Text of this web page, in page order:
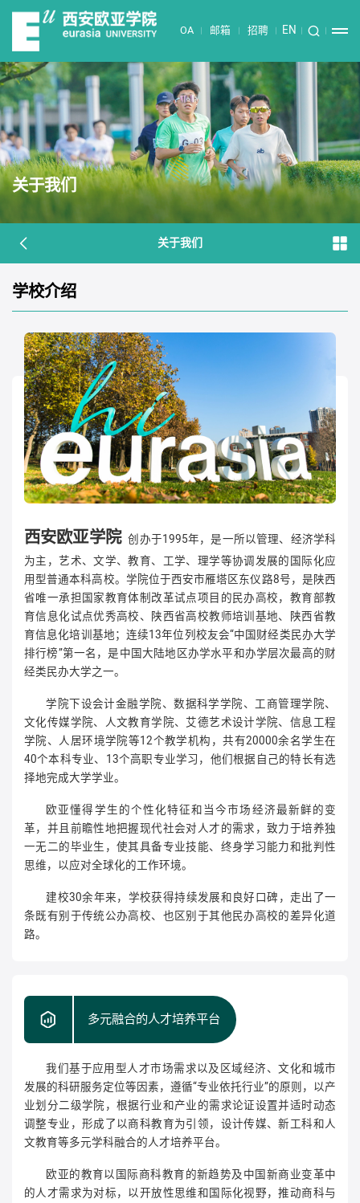
OA 邮箱 招聘 EN
关于我们
关于我们
学校介绍
西安欧亚学院 创办于1995年，是一所以管理、经济学科
为主，艺术、文学、教育、工学、理学等协调发展的国际化应
用型普通本科高校。学院位于西安市雁塔区东仪路8号，是陕西
省唯一承担国家教育体制改革试点项目的民办高校，教育部教
育信息化试点优秀高校、陕西省高校教师培训基地、陕西省教
育信息化培训基地；连续13年位列校友会“中国财经类民办大学
排行榜”第一名，是中国大陆地区办学水平和办学层次最高的财
经类民办大学之一。
学院下设会计金融学院、数据科学学院、工商管理学院、
文化传媒学院、人文教育学院、艾德艺术设计学院、信息工程
学院、人居环境学院等12个教学机构，共有20000余名学生在
40个本科专业、13个高职专业学习，他们根据自己的特长有选
择地完成大学学业。
欧亚懂得学生的个性化特征和当今市场经济最新鲜的变
革，并且前瞻性地把握现代社会对人才的需求，致力于培养独
一无二的毕业生，使其具备专业技能、终身学习能力和批判性
思维，以应对全球化的工作环境。
建校30余年来，学校获得持续发展和良好口碑，走出了一
条既有别于传统公办高校、也区别于其他民办高校的差异化道
路。
多元融合的人才培养平台
我们基于应用型人才市场需求以及区域经济、文化和城市
发展的科研服务定位等因素，遵循“专业依托行业”的原则，以产
业划分二级学院，根据行业和产业的需求论证设置并适时动态
调整专业，形成了以商科教育为引领，设计传媒、新工科和人
文教育等多元学科融合的人才培养平台。
欧亚的教育以国际商科教育的新趋势及中国新商业变革中
的人才需求为对标，以开放性思维和国际化视野，推动商科与